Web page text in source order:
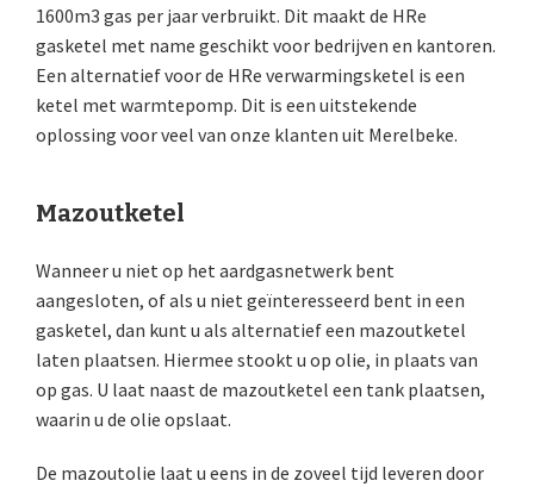
1600m3 gas per jaar verbruikt. Dit maakt de HRe
gasketel met name geschikt voor bedrijven en kantoren.
Een alternatief voor de HRe verwarmingsketel is een
ketel met warmtepomp. Dit is een uitstekende
oplossing voor veel van onze klanten uit Merelbeke.
Mazoutketel
Wanneer u niet op het aardgasnetwerk bent
aangesloten, of als u niet geïnteresseerd bent in een
gasketel, dan kunt u als alternatief een mazoutketel
laten plaatsen. Hiermee stookt u op olie, in plaats van
op gas. U laat naast de mazoutketel een tank plaatsen,
waarin u de olie opslaat.
De mazoutolie laat u eens in de zoveel tijd leveren door